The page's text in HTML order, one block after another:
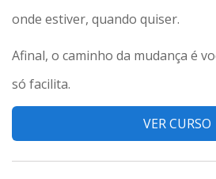
onde estiver, quando quiser.
Afinal, o caminho da mudança é
só facilita.
VER CURSO